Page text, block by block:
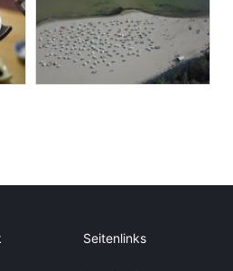
Seitenlinks